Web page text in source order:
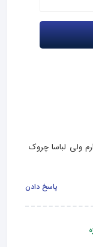
ولی لباسا چروک
پاسخ دادن